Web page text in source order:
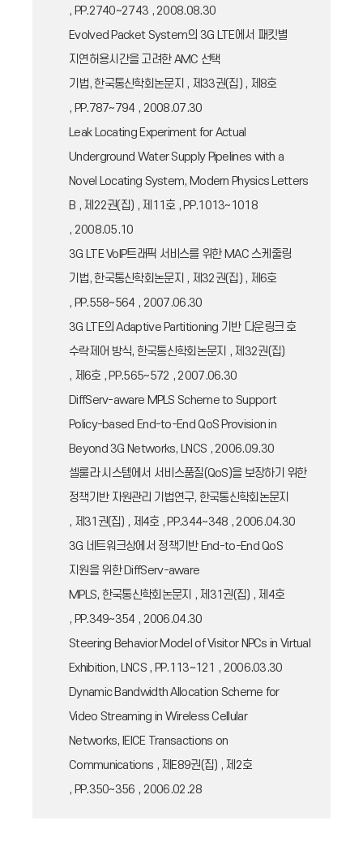
, PP.2740~2743 , 2008.08.30
Evolved Packet System의 3G LTE에서 패킷별
지연허용시간을 고려한 AMC 선택
기법, 한국통신학회논문지 , 제33권(집) , 제8호
, PP.787~794 , 2008.07.30
Leak Locating Experiment for Actual
Underground Water Supply Pipelines with a
Novel Locating System, Modern Physics Letters
B , 제22권(집) , 제11호 , PP.1013~1018
, 2008.05.10
3G LTE VoIP트래픽 서비스를 위한 MAC 스케줄링
기법, 한국통신학회논문지 , 제32권(집) , 제6호
, PP.558~564 , 2007.06.30
3G LTE의 Adaptive Partitioning 기반 다운링크 호
수락제어 방식, 한국통신학회논문지 , 제32권(집)
, 제6호 , PP.565~572 , 2007.06.30
DiffServ-aware MPLS Scheme to Support
Policy-based End-to-End QoS Provision in
Beyond 3G Networks, LNCS , 2006.09.30
셀룰라 시스템에서 서비스품질(QoS)을 보장하기 위한
정책기반 자원관리 기법연구, 한국통신학회논문지
, 제31권(집) , 제4호 , PP.344~348 , 2006.04.30
3G 네트워크상에서 정책기반 End-to-End QoS
지원을 위한 DiffServ-aware
MPLS, 한국통신학회논문지 , 제31권(집) , 제4호
, PP.349~354 , 2006.04.30
Steering Behavior Model of Visitor NPCs in Virtual
Exhibition, LNCS , PP.113~121 , 2006.03.30
Dynamic Bandwidth Allocation Scheme for
Video Streaming in Wireless Cellular
Networks, IEICE Transactions on
Communications , 제E89권(집) , 제2호
, PP.350~356 , 2006.02.28